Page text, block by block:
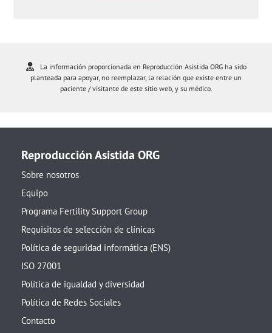
La información proporcionada en Reproducción Asistida ORG ha sido
planteada para apoyar, no reemplazar, la relación que existe entre un
paciente / visitante de este sitio web, y su médico.
Reproducción Asistida ORG
Sobre nosotros
Equipo
Programa Fertility Support Group
Requisitos de selección de clínicas
Política de seguridad informática (ENS)
ISO 27001
Política de igualdad y diversidad
Política de Redes Sociales
Contacto